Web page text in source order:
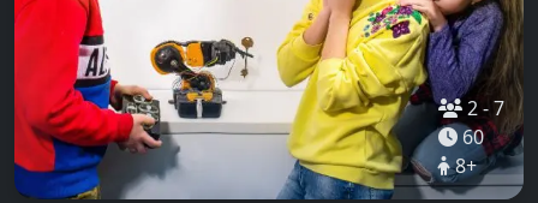
2-7
60
8+